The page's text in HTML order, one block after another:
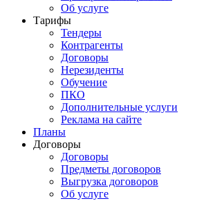
Об услуге
Тарифы
Тендеры
Контрагенты
Договоры
Нерезиденты
Обучение
ПКО
Дополнительные услуги
Реклама на сайте
Планы
Договоры
Договоры
Предметы договоров
Выгрузка договоров
Об услуге